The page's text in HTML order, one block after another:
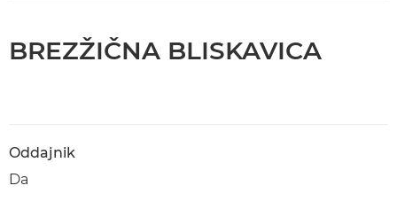
BREZŽIČNA BLISKAVICA
Oddajnik
Da